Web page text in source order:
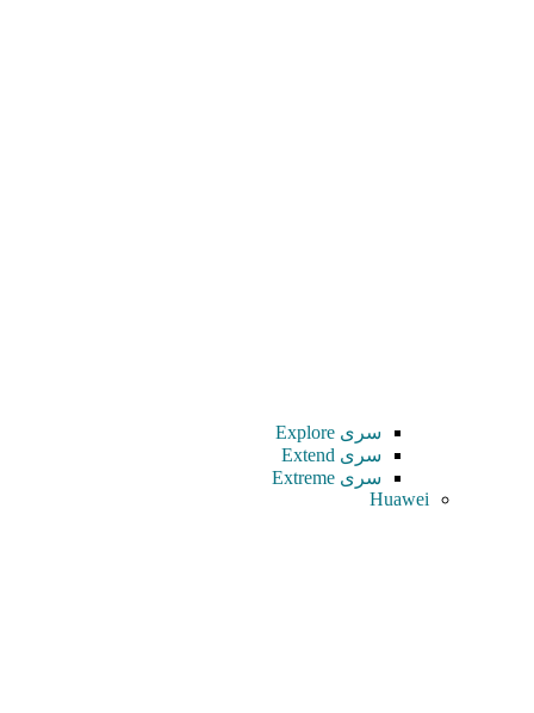
سری Explore
سری Extend
سری Extreme
Huawei